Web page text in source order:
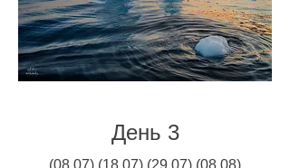
День 3
(08.07) (18.07) (29.07) (08.08)